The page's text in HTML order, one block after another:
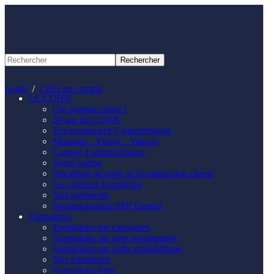
Login / Créer un compte
LE CQHN
Qui sommes-nous ?
50 ans du CQHN
Environnement d’apprentissage
Missions – Vision – Valeurs
Conseil d’administration
Notre équipe
Procédure de suivi de la satisfaction clients
Les chèques formations
Nos agréments
Reconnaissance SPF Emploi
Formations
Formations par catégories
Formations par date programmée
Formations par ordre alphabétique
Nos formateurs
Formations Intra
Panneau de gestion des cookies